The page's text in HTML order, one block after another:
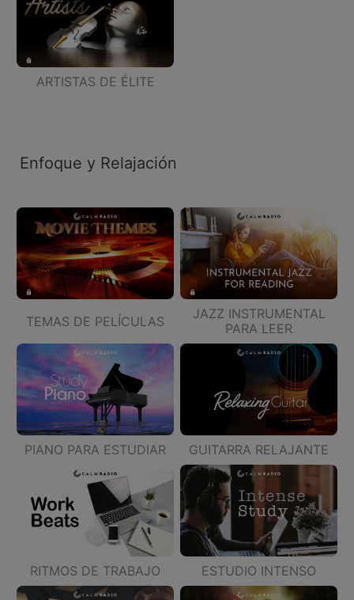
ARTISTAS DE ÉLITE
Enfoque y Relajación
TEMAS DE PELÍCULAS
JAZZ INSTRUMENTAL
PARA LEER
PIANO PARA ESTUDIAR GUITARRA RELAJANTE
RITMOS DE TRABAJO ESTUDIO INTENSO